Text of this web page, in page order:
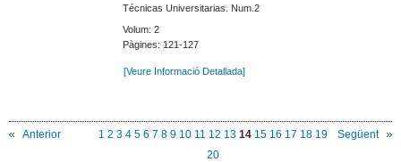
Técnicas Universitarias. Num.2
Volum: 2
Pàgines: 121-127
[Veure Informació Detallada]
Anterior Següent
1 2 3 4 5 6 7 8 9 10 11 12 13 14 15 16 17 18 19
20